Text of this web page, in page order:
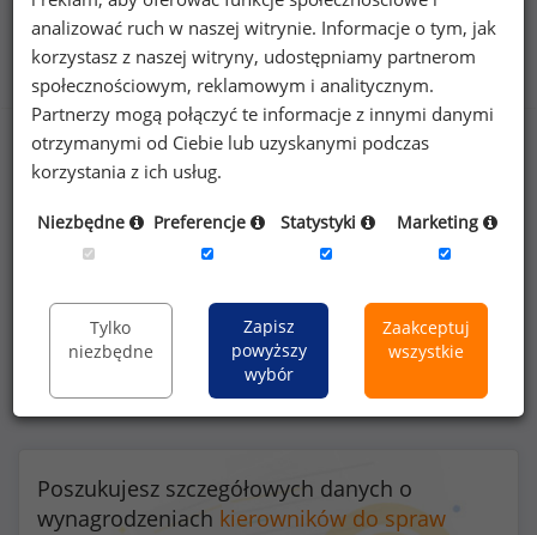
Benefity na stanowisku kierownik do spraw
rekrutacji
46 %
szkolenia/kursy zawodowe
Poszukujesz szczegółowych danych o
wynagrodzeniach kierowników do spraw
analizować ruch w naszej witrynie. Informacje o tym, jak
korzystasz z naszej witryny, udostępniamy partnerom
społecznościowym, reklamowym i analitycznym.
Partnerzy mogą połączyć te informacje z innymi danymi
otrzymanymi od Ciebie lub uzyskanymi podczas
korzystania z ich usług.
Niezbędne Preferencje Statystyki Marketing
Tylko
niezbędne
Zapisz
powyższy
wybór
Zaakceptuj
wszystkie